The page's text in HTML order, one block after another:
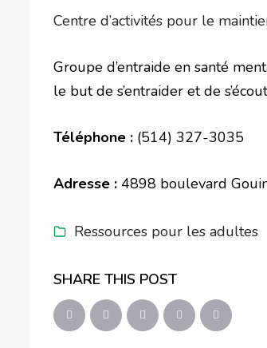
Centre d’activités pour le
Groupe d’entraide en santé
le but de s’entraider et de
Téléphone : (514) 327-3035
Adresse : 4898 boulevard
Ressources pour les adultes
SHARE THIS POST